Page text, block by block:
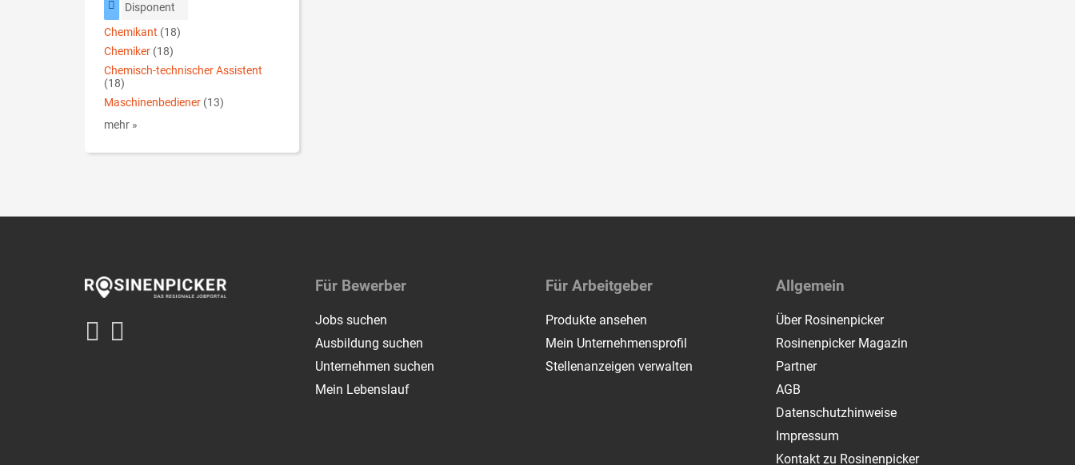
Disponent
Chemikant (18)
Chemiker (18)
Chemisch-technischer Assistent
(18)
Maschinenbediener (13)
mehr »
Für Bewerber
Jobs suchen
Ausbildung suchen
Unternehmen suchen
Mein Lebenslauf
Für Arbeitgeber
Produkte ansehen
Mein Unternehmensprofil
Stellenanzeigen verwalten
Allgemein
Über Rosinenpicker
Rosinenpicker Magazin
Partner
AGB
Datenschutzhinweise
Impressum
Kontakt zu Rosinenpicker